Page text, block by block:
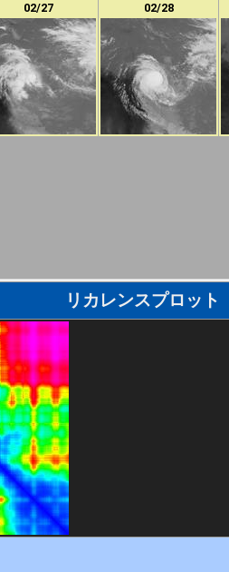
02/27 02/28
リカレンスプロット